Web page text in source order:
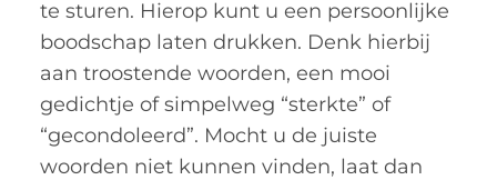
te sturen. Hierop kunt u een persoonlijke
boodschap laten drukken. Denk hierbij
aan troostende woorden, een mooi
gedichtje of simpelweg “sterkte” of
“gecondoleerd”. Mocht u de juiste
woorden niet kunnen vinden, laat dan